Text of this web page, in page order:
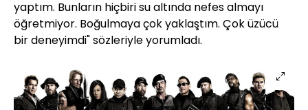
yaptım. Bunların hiçbiri su altında nefes almayı
öğretmiyor. Boğulmaya çok yaklaştım. Çok üzücü
bir deneyimdi" sözleriyle yorumladı.